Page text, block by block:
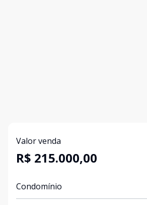
Valor venda
R$ 215.000,00
Condomínio